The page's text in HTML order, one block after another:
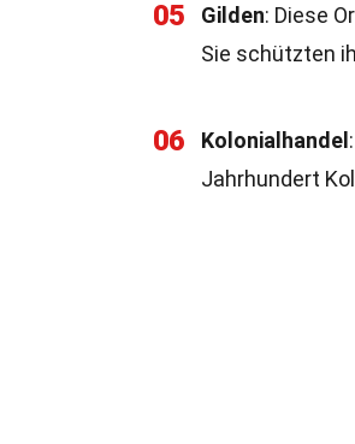
05 Gilden: Diese
Sie schützten
06 Kolonialhandel
Jahrhundert